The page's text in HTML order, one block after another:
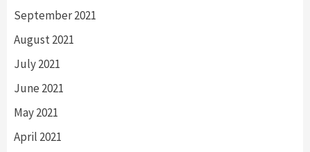
September 2021
August 2021
July 2021
June 2021
May 2021
April 2021